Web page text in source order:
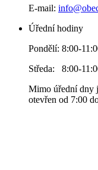
E-mail:
Úřední hodiny
Pondělí: 8:00-
Středa: 8:00-
Mimo úřední dny
otevřen od 7:00